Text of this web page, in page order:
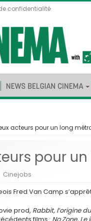
confidentialité
NEWS BELGIAN CINEMA
acteurs pour un long
pour
Cinejobs
Fred Van Camp
prod, Rabbit, l’origine
films : No Zone,